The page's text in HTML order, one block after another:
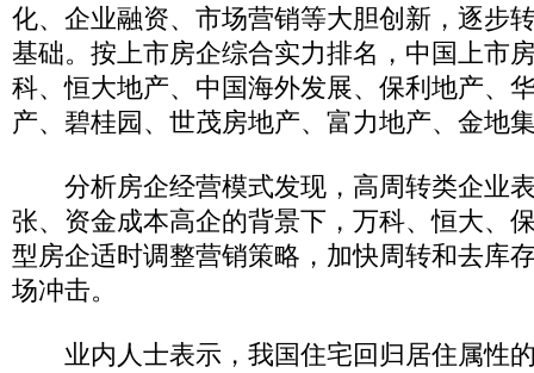
化、企业融资、市场营销等大胆创新，逐步
基础。按上市房企综合实力排名，中国上市
科、恒大地产、中国海外发展、保利地产、
产、碧桂园、世茂房地产、富力地产、金地
分析房企经营模式发现，高周转类企业
张、资金成本高企的背景下，万科、恒大、
型房企适时调整营销策略，加快周转和去库
场冲击。
业内人士表示，我国住宅回归居住属性